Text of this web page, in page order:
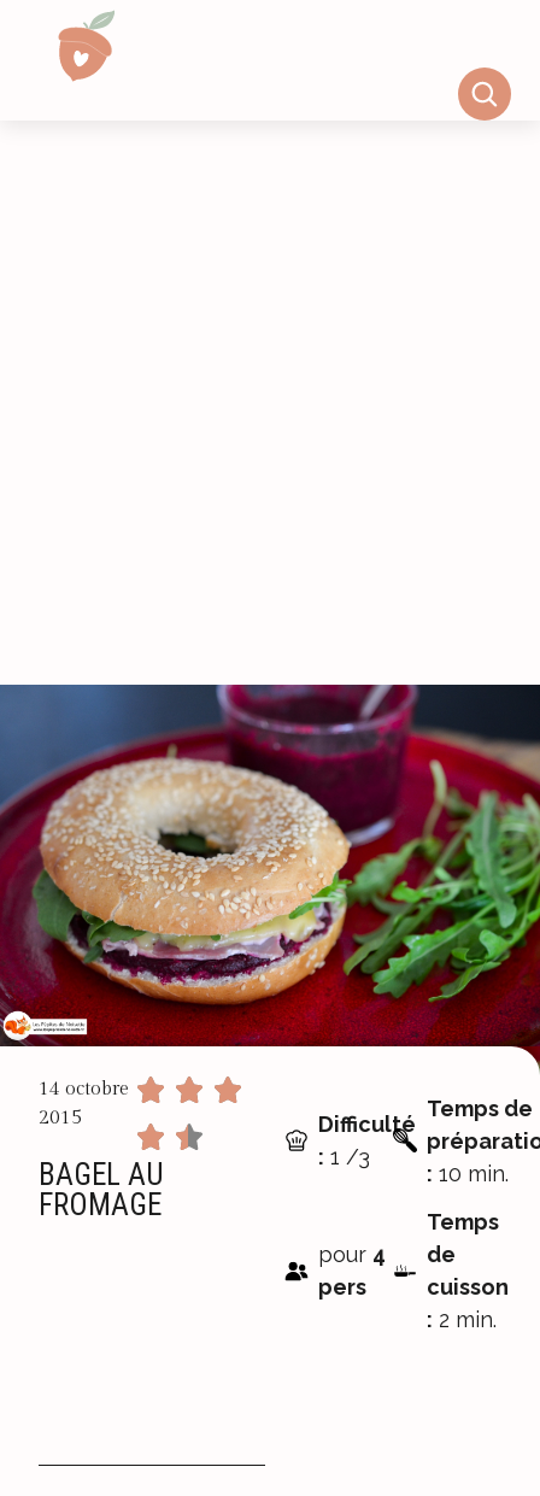
14 octobre
2015
BAGEL AU
FROMAGE
Difficulté
: 1 /3
Temps de
: 10 min.
pour 4
pers
Temps
de
cuisson
: 2 min.